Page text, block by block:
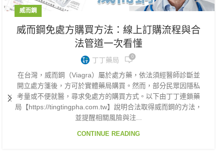
威而鋼
威而鋼免處方購買方法：線上訂購流程與合
法管道一次看懂
丁丁藥局 0
在台灣，威而鋼（Viagra）屬於處方藥，依法須經醫師診斷並
開立處方箋後，方可於實體藥局購買。然而，部分民眾因隱私
考量或不便就醫，尋求免處方的購買方式。以下由丁丁連鎖藥
局【https://tingtingpha.com.tw】說明合法取得威而鋼的方法，
並提醒相關風險與注...
CONTINUE READING